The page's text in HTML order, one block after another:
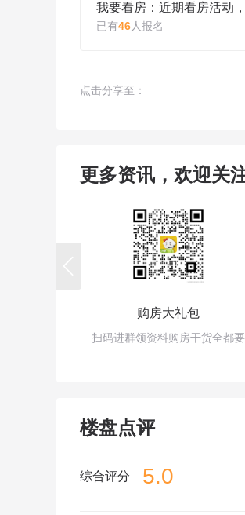
我要看房：近期看房活动
已有46人报名
点击分享至：
更多资讯，欢迎关
购房大礼包
扫码进群领资料购房干货全都要
楼盘点评
综合评分 5.0